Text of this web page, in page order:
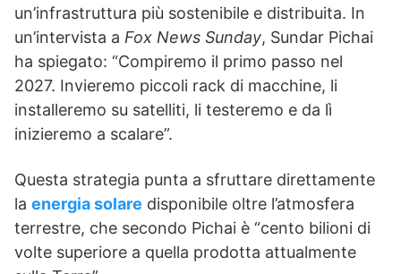
un’infrastruttura più sostenibile e distribuita. In
un’intervista a Fox News Sunday, Sundar Pichai
ha spiegato: “Compiremo il primo passo nel
2027. Invieremo piccoli rack di macchine, li
installeremo su satelliti, li testeremo e da lì
inizieremo a scalare”.
Questa strategia punta a sfruttare direttamente
la energia solare disponibile oltre l’atmosfera
terrestre, che secondo Pichai è “cento bilioni di
volte superiore a quella prodotta attualmente